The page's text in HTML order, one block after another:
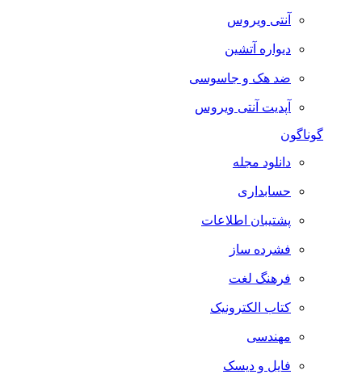
آنتی ویروس
دیواره آتشین
ضد هک و جاسوسی
آپدیت آنتی ویروس
گوناگون
دانلود مجله
حسابداری
پشتیبان اطلاعات
فشرده ساز
فرهنگ لغت
کتاب الکترونیک
مهندسی
فایل و دیسک